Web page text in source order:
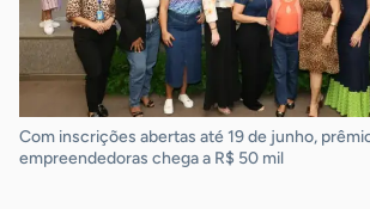
Com inscrições abertas até 19 de junho,
empreendedoras chega a R$ 50 mil